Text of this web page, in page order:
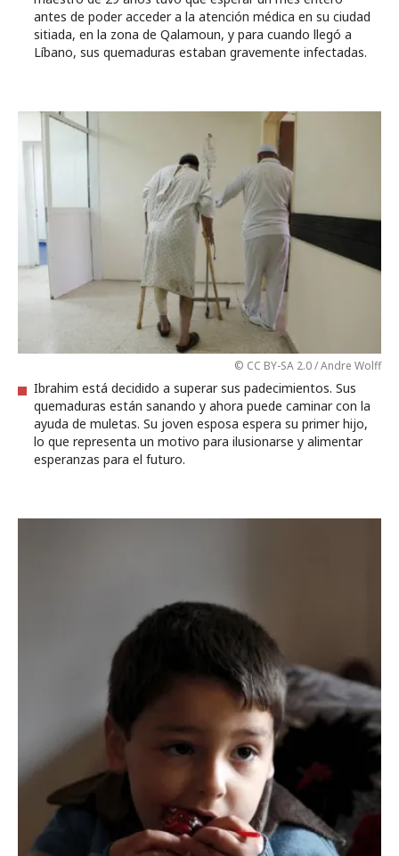
antes de poder acceder a la atención médica en su ciudad
sitiada, en la zona de Qalamoun, y para cuando llegó a
Líbano, sus quemaduras estaban gravemente infectadas.
© CC BY-SA 2.0 / Andre Wolff
Ibrahim está decidido a superar sus padecimientos. Sus
quemaduras están sanando y ahora puede caminar con la
ayuda de muletas. Su joven esposa espera su primer hijo,
lo que representa un motivo para ilusionarse y alimentar
esperanzas para el futuro.